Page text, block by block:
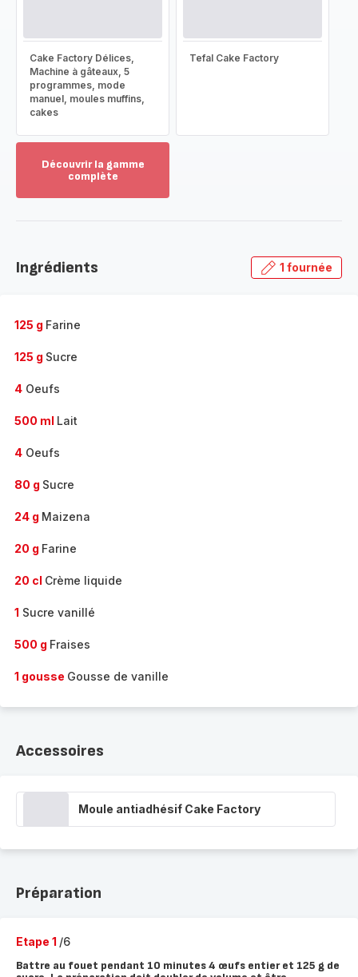
Cake Factory Délices,
Machine à gâteaux, 5
programmes, mode
manuel, moules muffins,
cakes
Tefal Cake Factory
Découvrir la gamme
complète
gamme
Ingrédients 1 fournée
125 g Farine
125 g Sucre
4 Oeufs
500 ml Lait
4 Oeufs
80 g Sucre
24 g Maizena
20 g Farine
20 cl Crème liquide
1 Sucre vanillé
500 g Fraises
1 gousse Gousse de vanille
Accessoires
Moule antiadhésif Cake Factory
Préparation
Etape 1 /6
Battre au fouet pendant 10 minutes 4 œufs entier et 125 g de